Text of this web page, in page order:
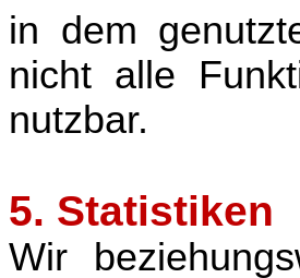
in dem
nicht alle
nutzbar.
5. Statistiken
Wir